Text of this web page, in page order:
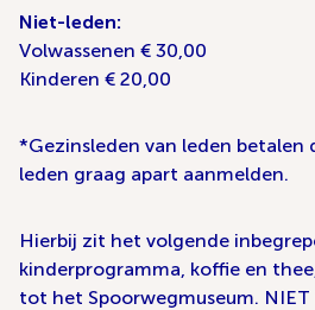
Niet-leden:
Volwassenen € 30,00
Kinderen € 20,00
*Gezinsleden van leden betalen
leden graag apart aanmelden.
Hierbij zit het volgende
kinderprogramma, koffie en
tot het Spoorwegmuseum. NIET